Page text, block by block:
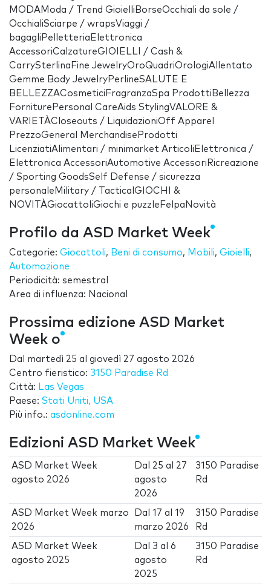
MODAModa / Trend GioielliBorseOcchiali da sole /
OcchialiSciarpe / wrapsViaggi /
bagagliPelletteriaElettronica
AccessoriCalzatureGIOIELLI / Cash &
CarrySterlinaFine JewelryOroQuadriOrologiAllentato
Gemme Body JewelryPerlineSALUTE E
BELLEZZACosmeticiFragranzaSpa ProdottiBellezza
ForniturePersonal CareAids StylingVALORE &
VARIETÀCloseouts / LiquidazioniOff Apparel
PrezzoGeneral MerchandiseProdotti
LicenziatiAlimentari / minimarket ArticoliElettronica /
Elettronica AccessoriAutomotive AccessoriRicreazione
/ Sporting GoodsSelf Defense / sicurezza
personaleMilitary / TacticalGIOCHI &
NOVITÀGiocattoliGiochi e puzzleFelpaNovità
Profilo da ASD Market Week
Categorie: Giocattoli, Beni di consumo, Mobili, Gioielli,
Automozione
Periodicità: semestral
Area di influenza: Nacional
Prossima edizione ASD Market
Week o
Dal martedì 25 al giovedì 27 agosto 2026
Centro fieristico: 3150 Paradise Rd
Città: Las Vegas
Paese: Stati Uniti, USA
Più info.: asdonline.com
Edizioni ASD Market Week
ASD Market Week
agosto 2026
Dal 25 al 27
agosto
2026
3150 Paradise
Rd
ASD Market Week marzo
2026
Dal17 al19
marzo 2026
3150 Paradise
Rd
ASD Market Week
agosto 2025
Dal 3 al6
agosto
2025
3150 Paradise
Rd